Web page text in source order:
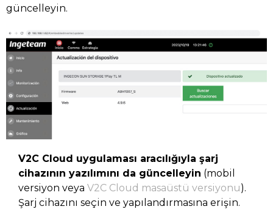
güncelleyin.
V2C Cloud uygulaması aracılığıyla şarj
cihazının yazılımını da güncelleyin (mobil
versiyon veya V2C Cloud masaüstü versiyonu).
Şarj cihazını seçin ve yapılandırmasına erişin.